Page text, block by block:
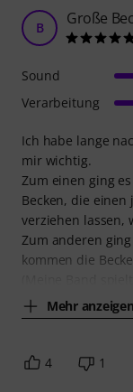
B Große
Ich habe lange
mir wichtig.
Zum einen ging
Becken, die
verziehen lassen,
Zum anderen
kommen die
Mehr anzeigen
Sound
Verarbeitung
4 1